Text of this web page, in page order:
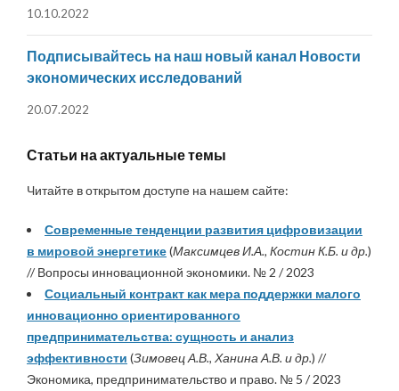
10.10.2022
Подписывайтесь на наш новый канал Новости
экономических исследований
20.07.2022
Статьи на актуальные темы
Читайте в открытом доступе на нашем сайте:
Современные тенденции развития цифровизации
в мировой энергетике(Максимцев И.А., Костин К.Б. и др.)
// Вопросы инновационной экономики. № 2 / 2023
Социальный контракт как мера поддержки малого
инновационно ориентированного
предпринимательства: сущность и анализ
эффективности (Зимовец А.В., Ханина А.В. и др.) //
Экономика, предпринимательство и право. № 5 / 2023